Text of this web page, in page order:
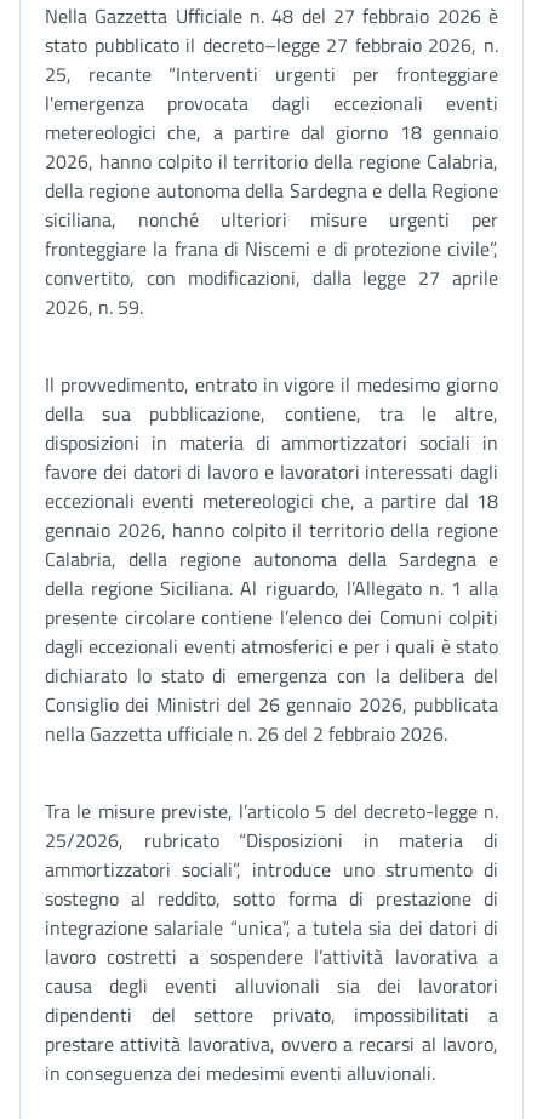
Nella Gazzetta Ufficiale n. 48 del 27 febbraio 2026 è
stato pubblicato il decreto–legge 27 febbraio 2026, n.
25, recante “Interventi urgenti per fronteggiare
l'emergenza provocata dagli eccezionali eventi
metereologici che, a partire dal giorno 18 gennaio
2026, hanno colpito il territorio della regione Calabria,
della regione autonoma della Sardegna e della Regione
siciliana, nonché ulteriori misure urgenti per
fronteggiare la frana di Niscemi e di protezione civile”,
convertito, con modificazioni, dalla legge 27 aprile
2026, n. 59.
Il provvedimento, entrato in vigore il medesimo giorno
della sua pubblicazione, contiene, tra le altre,
disposizioni in materia di ammortizzatori sociali in
favore dei datori di lavoro e lavoratori interessati dagli
eccezionali eventi metereologici che, a partire dal 18
gennaio 2026, hanno colpito il territorio della regione
Calabria, della regione autonoma della Sardegna e
della regione Siciliana. Al riguardo, l’Allegato n. 1 alla
presente circolare contiene l’elenco dei Comuni colpiti
dagli eccezionali eventi atmosferici e per i quali è stato
dichiarato lo stato di emergenza con la delibera del
Consiglio dei Ministri del 26 gennaio 2026, pubblicata
nella Gazzetta ufficiale n. 26 del 2 febbraio 2026.
Tra le misure previste, l’articolo 5 del decreto-legge n.
25/2026, rubricato “Disposizioni in materia di
ammortizzatori sociali”, introduce uno strumento di
sostegno al reddito, sotto forma di prestazione di
integrazione salariale “unica”, a tutela sia dei datori di
lavoro costretti a sospendere l’attività lavorativa a
causa degli eventi alluvionali sia dei lavoratori
dipendenti del settore privato, impossibilitati a
prestare attività lavorativa, ovvero a recarsi al lavoro,
in conseguenza dei medesimi eventi alluvionali.